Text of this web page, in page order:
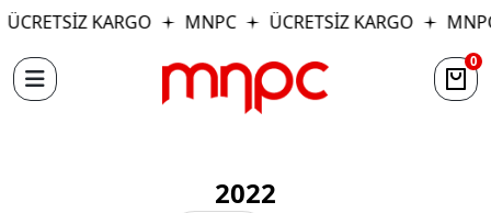
ÜCRETSİZ KARGO MNPC ÜCRETSİZ KARGO
0
2022